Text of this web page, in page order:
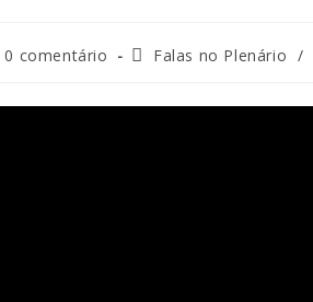
0 comentário Falas no Plenário /